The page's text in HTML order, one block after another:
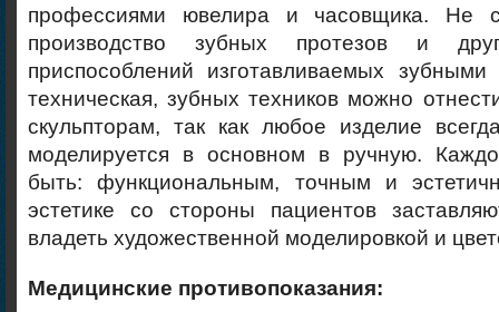
профессиями ювелира и часовщика. Не
производство зубных протезов и
приспособлений изготавливаемых
техническая, зубных техников можно
скульпторам, так как любое изделие
моделируется в основном в ручную.
быть: функциональным, точным и
эстетике со стороны пациентов
владеть художественной моделировкой и
Медицинские противопоказания: